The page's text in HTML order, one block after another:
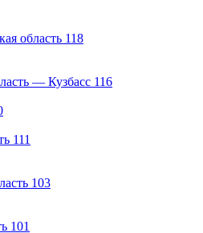
область 118
— Кузбасс 116
111
103
101